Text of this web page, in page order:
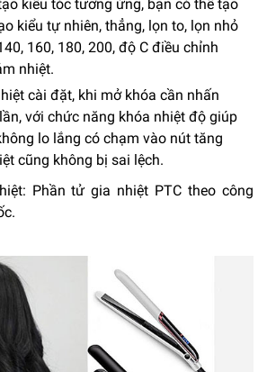
kiểu tóc tương ứng, bạn có thể tạo
kiểu tự nhiên, thẳng, lọn to, lọn nhỏ
160, 180, 200, độ C điều chỉnh
nhiệt.
cài đặt, khi mở khóa cần nhấn
với chức năng khóa nhiệt độ giúp
lo lắng có chạm vào nút tăng
cũng không bị sai lệch.
Phần tử gia nhiệt PTC theo công